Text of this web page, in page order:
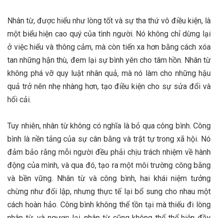
Nhân từ, được hiểu như lòng tốt và sự tha thứ vô điều kiện, là
một biểu hiện cao quý của tình người. Nó không chỉ dừng lại
ở việc hiểu và thông cảm, mà còn tiến xa hơn bằng cách xóa
tan những hận thù, đem lại sự bình yên cho tâm hồn. Nhân từ
không phá vỡ quy luật nhân quả, mà nó làm cho những hậu
quả trở nên nhẹ nhàng hơn, tạo điều kiện cho sự sửa đổi và
hối cải.
Tuy nhiên, nhân từ không có nghĩa là bỏ qua công bình. Công
bình là nền tảng của sự cân bằng và trật tự trong xã hội. Nó
đảm bảo rằng mỗi người đều phải chịu trách nhiệm về hành
động của mình, và qua đó, tạo ra một môi trường công bằng
và bền vững. Nhân từ và công bình, hai khái niệm tưởng
chừng như đối lập, nhưng thực tế lại bổ sung cho nhau một
cách hoàn hảo. Công bình không thể tồn tại mà thiếu đi lòng